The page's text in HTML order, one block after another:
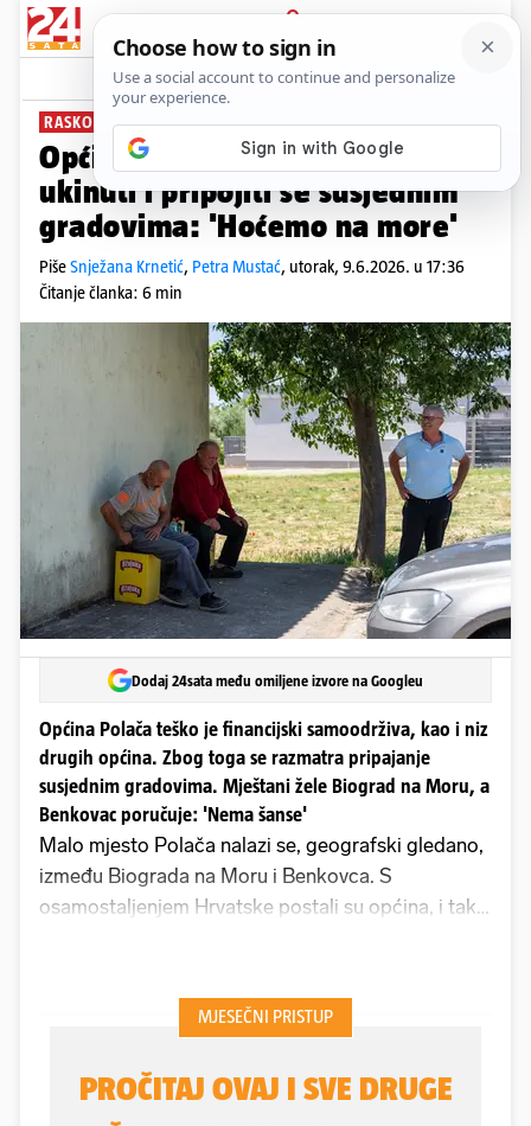
PRIJAVA
News Komentari
RASKOL U DALMACIJI PLUS+
Općina glasa hoće li sami sebe
ukinuti i pripojiti se susjednim
gradovima: 'Hoćemo na more'
PišeSnježana Krnetić, Petra Mustać, utorak, 9.6.2026. u 17:36
Čitanje članka: 6 min
Dodaj 24sata među omiljene izvore na Googleu
Općina Polača teško je financijski samoodrživa, kao i niz
drugih općina. Zbog toga se razmatra pripajanje
susjednim gradovima. Mještani žele Biograd na Moru, a
Benkovac poručuje: 'Nema šanse'
Malo mjesto Polača nalazi se, geografski gledano,
između Biograda na Moru i Benkovca. S
osamostaljenjem Hrvatske postali su općina, i tako
Moru i Benkovca.